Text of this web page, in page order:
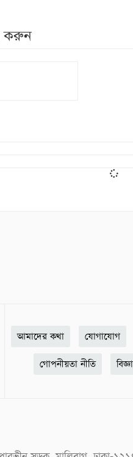
করুন
আমাদের কথা যোগাযোগ
গোপনীয়তা নীতি